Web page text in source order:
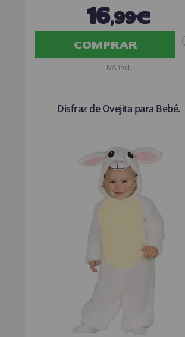
16,99€
COMPRAR
IVA Incl.
Disfraz de Ovejita para Bebé.